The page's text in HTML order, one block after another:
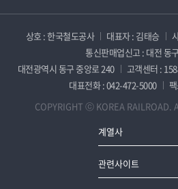
상호 : 한국철도공사 대표자 : 김태승
통신판매업신고 : 대전 동
대전광역시 동구 중앙로 240
고객센터 :
대표전화 : 042-472-5000
COPYRIGHT ⓒ KOREA RAILROAD.
계열사
관련사이트